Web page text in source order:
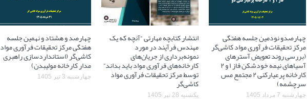
چهارصدو نودمین جلسه هفتگی
مرکز تحقیقات فرآوری مواد کاشی‌گر
(بررسی روند تعویض آسترهای
آسیاهای نیمه خودشکن فاز ۱ و ۲
کارخانه پرعیارکنی ۲ مجتمع مس
سرچشمه)
چهارشنبه 7 مرداد 1405
انتشار کتابچه مهارتی “آنچه که یک
مهندس فرآیند در مورد
نمونه‌برداری از جریان‌های
کارخانه‌های فرآوری مواد باید بداند”
توسط مرکز تحقیقات فرآوری مواد
کاشی‌گر
یکشنبه 28 تیر 1405
چهارصد و هشتاد و نهمین جلسه
هفتگی مرکز تحقیقات فرآوری مواد
کاشی‌گر (استانداردسازی راهبری
مدار کارخانه مولیبدن)
چهارشنبه 3 تیر 1405